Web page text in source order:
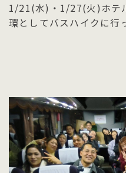
1/21(水)・1/27(火)ホテ
環としてバスハイクに